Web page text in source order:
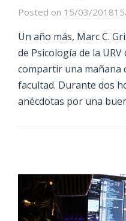
Posted on 15/03/2018
Un año más, Marc C.
de Psicología de la
compartir una mañana
facultad. Durante dos
anécdotas por una